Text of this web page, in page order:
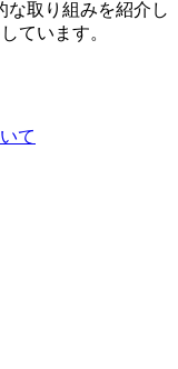
な取り組みを紹介し
ています。
て